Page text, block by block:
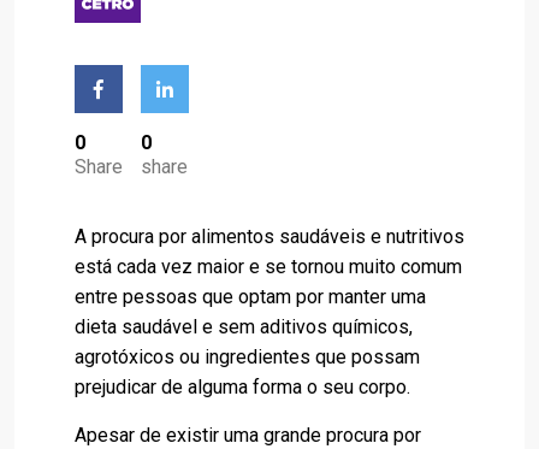
0
Share
0
share
A procura por alimentos saudáveis e nutritivos
está cada vez maior e se tornou muito comum
entre pessoas que optam por manter uma
dieta saudável e sem aditivos químicos,
agrotóxicos ou ingredientes que possam
prejudicar de alguma forma o seu corpo.
Apesar de existir uma grande procura por